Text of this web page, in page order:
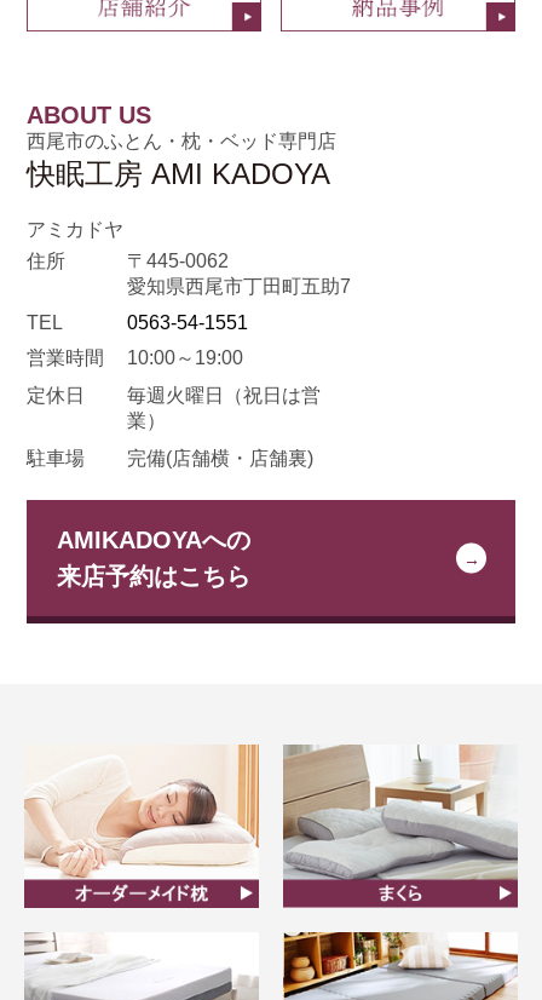
ABOUT US
西尾市のふとん・枕・ベッド専門店
快眠工房 AMI KADOYA
アミカドヤ
住所
〒445-0062
愛知県西尾市丁田町五助7
TEL
0563-54-1551
営業時間
10:00～19:00
定休日
毎週火曜日
（祝日は営
業）
駐車場
完備(店舗横・店舗裏)
AMIKADOYAへの
来店予約はこちら